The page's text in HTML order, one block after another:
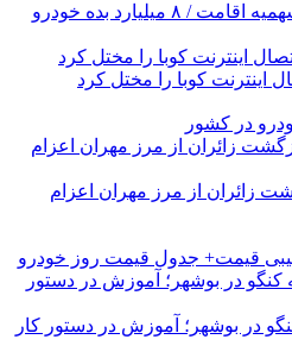
کاسبی خارج‌نشین‌ها با سهمیه اقامت / ۸ میلیارد بده خودرو
کوبا را مختل کرد
زائران از مرز مهران اعزام
قیمت+ جدول قیمت روز خودرو
در بوشهر؛ آموزش در دستور کار